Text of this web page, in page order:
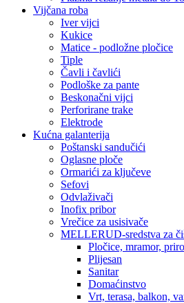
Vijčana roba
Iver vijci
Kukice
Matice - podložne pločice
Tiple
Čavli i čavlići
Podloške za pante
Beskonačni vijci
Perforirane trake
Elektrode
Kućna galanterija
Poštanski sandučići
Oglasne ploče
Ormarići za ključeve
Sefovi
Odvlaživači
Inofix pribor
Vrečice za usisivače
MELLERUD-sredstva za
Pločice, mramor,
Plijesan
Sanitar
Domaćinstvo
Vrt, terasa, balkon,